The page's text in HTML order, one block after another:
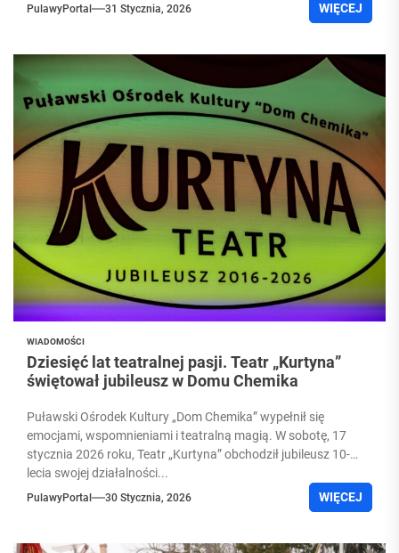
PulawyPortal 31 Stycznia, 2026 WIĘCEJ
WIADOMOŚCI
Dziesięć lat teatralnej pasji. Teatr „Kurtyna”
świętował jubileusz w Domu Chemika
Puławski Ośrodek Kultury „Dom Chemika” wypełnił się
emocjami, wspomnieniami i teatralną magią. W sobotę, 17
stycznia 2026 roku, Teatr „Kurtyna” obchodził jubileusz 10-
lecia swojej działalności...
PulawyPortal 30 Stycznia, 2026 WIĘCEJ